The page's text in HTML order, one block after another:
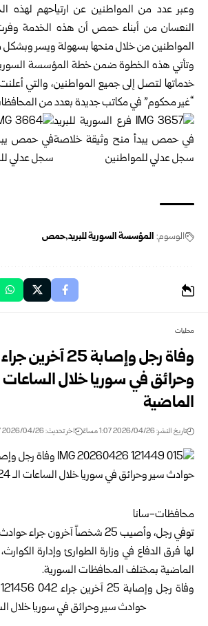
وعبر عدد من المواطنين عن ارتياحهم لهذه
النعسان من أبناء حمص أن هذه الخدمة
المواطنين من خلال منحها بسهولة ويسر
وتأتي هذه الخطوة ضمن خطة المؤسسة
خدماتها لتصل إلى جميع المواطنين، والتي
“غير محكوم” في مكاتب جديدة بعدد من
الوسوم: المؤسسة السورية للبريد حمص
محليات
وفاة رجل وإصابة
الماضية
تاريخ النشر: 2026/04/26 1:07 مساءً اخر تحديث: 2026/04/26 1:07 مساءً
محافظات-سانا
توفي رجل، وأصيب 25 شخصاً آخرون
لها فرق الدفاع فيوزارة الطوارئ وإدارة الكوارث
الماضية بمختلف المحافظات السورية.